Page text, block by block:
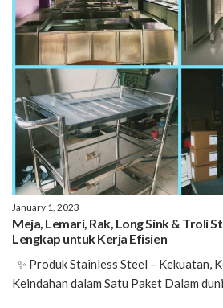
January 1, 2023
Meja, Lemari, Rak, Long Sink & Troli
Lengkap untuk Kerja Efisien
✨ Produk Stainless Steel – Kekuatan,
Keindahan dalam Satu Paket Dalam